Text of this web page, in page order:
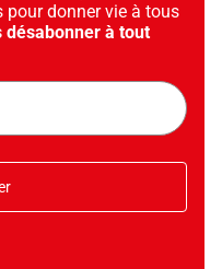
pour donner vie à tous
désabonner à tout